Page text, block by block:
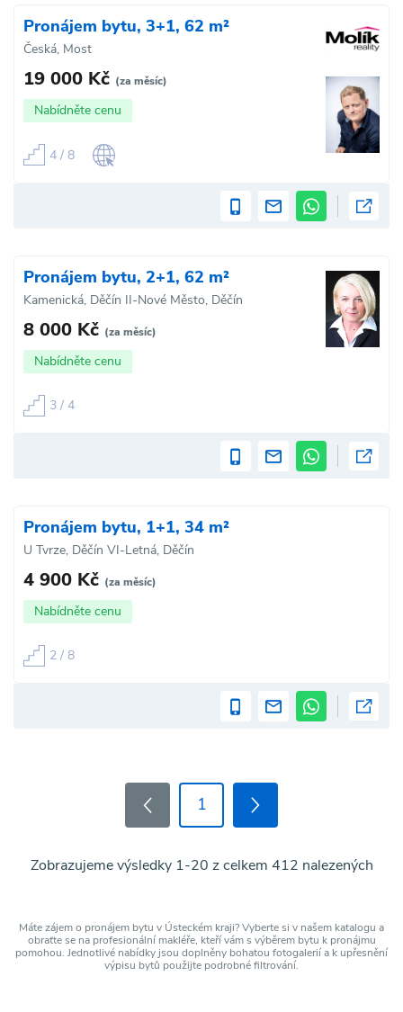
Pronájem bytu, 3+1, 62 m²
Česká, Most
19 000 Kč (za měsíc)
Nabídněte cenu
4 / 8
Pronájem bytu, 2+1, 62 m²
Kamenická, Děčín II-Nové Město, Děčín
8 000 Kč (za měsíc)
Nabídněte cenu
3 / 4
Pronájem bytu, 1+1, 34 m²
U Tvrze, Děčín VI-Letná, Děčín
4 900 Kč (za měsíc)
Nabídněte cenu
2 / 8
1
Zobrazujeme výsledky 1-20 z celkem 412 nalezených
Máte zájem o pronájem bytu v Ústeckém kraji? Vyberte si v našem katalogu a
obraťte se na profesionální makléře, kteří vám s výběrem bytu k pronájmu
pomohou. Jednotlivé nabídky jsou doplněny bohatou fotogalerií a k upřesnění
výpisu bytů použijte podrobné filtrování.